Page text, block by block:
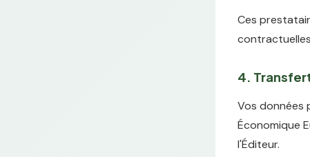
Ces
4.
Vos données
Économique
l'Éditeur.